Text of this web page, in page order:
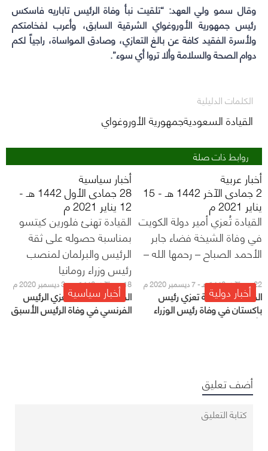
وقال سمو ولي العهد: “تلقيت نبأ وفاة الرئيس تاباريه فاسكس
رئيس جمهورية الأوروغواي الشرقية السابق، وأعرب لفخامتكم
ولأسرة الفقيد كافة عن بالغ التعازي، وصادق المواساة، راجياً لكم
دوام الصحة والسلامة وألا تروا أي سوء”.
الكلمات الدليلية
القيادة السعوديةجمهورية الأوروغواي
روابط ذات صلة
أخبار عربية
2 جمادى الآخر 1442 هـ - 15
يناير 2021 م
القيادة تُعزي أمير دولة الكويت
في وفاة الشيخة فضاء جابر
الأحمد الصباح – رحمها الله –
أخبار سياسية
28 جمادى الأول 1442 هـ -
12 يناير 2021 م
القيادة تهنئ فلورين كيتسو
بمناسبة حصوله على ثقة
الرئيس والبرلمان لمنصب
رئيس وزراء رومانيا
أخبار دولية22 ربيع الآخر 1442 هـ - 7 ديسمبر 2020 م
القيادة السعودية تعزي رئيس
باكستان في وفاة رئيس الوزراء
الأسبق
أخبار سياسية18 ربيع الآخر 1442 هـ - 3 ديسمبر 2020 م
القيادة السعودية تعزي الرئيس
الفرنسي في وفاة الرئيس الأسبق
أضف تعليق